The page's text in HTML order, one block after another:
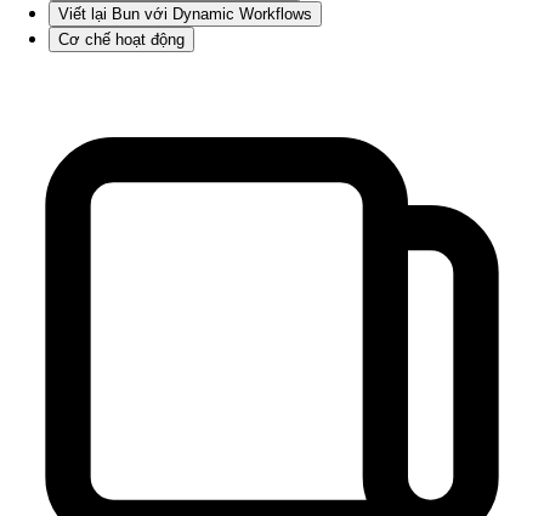
Viết lại Bun với Dynamic Workflows
Cơ chế hoạt động